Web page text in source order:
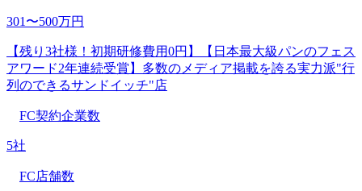
301〜500万円
【残り3社様！初期研修費用0円】【⽇本最⼤級パンのフェス
アワード2年連続受賞】多数のメディア掲載を誇る実力派"行
列のできるサンドイッチ"店
FC契約企業数
5社
FC店舗数